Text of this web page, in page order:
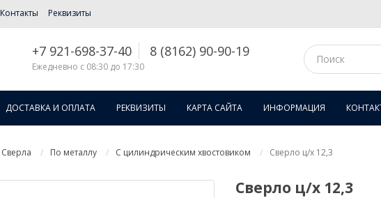
Контакты Реквизиты
+7 921-698-37-40 8 (8162) 90-90-19
Ежедневно с 08:30 до 17:30
ДОСТАВКА И ОПЛАТА РЕКВИЗИТЫ КАРТА САЙТА ИНФОРМАЦИЯ
Сверла По металлу С цилиндрическим хвостовиком Сверло ц/х 12,3
Сверло ц/х 12,3